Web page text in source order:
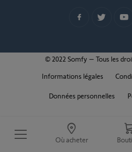
Où acheter
© 2022 Somfy – Tous les
Informations légales
Données personnelles